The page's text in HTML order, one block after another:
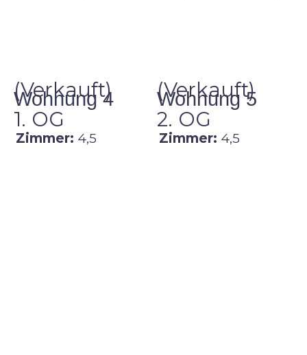
(Verkauft)
Wohnung 4
1. OG
Zimmer: 4,5
(Verkauft)
Wohnung 5
2. OG
Zimmer: 4,5